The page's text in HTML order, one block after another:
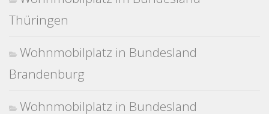
Thüringen
Wohnmobilplatz in Bundesland
Brandenburg
Wohnmobilplatz in Bundesland